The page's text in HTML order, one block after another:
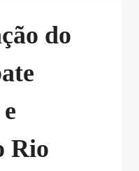
do
Rio